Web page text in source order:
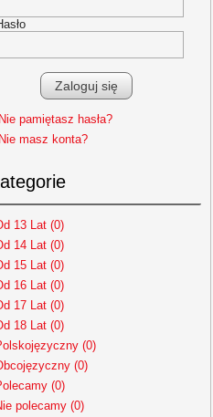
Nie pamiętasz hasła?
Nie masz konta?
13 Lat (0)
14 Lat (0)
15 Lat (0)
16 Lat (0)
17 Lat (0)
18 Lat (0)
(0)
(0)
(0)
polecamy (0)